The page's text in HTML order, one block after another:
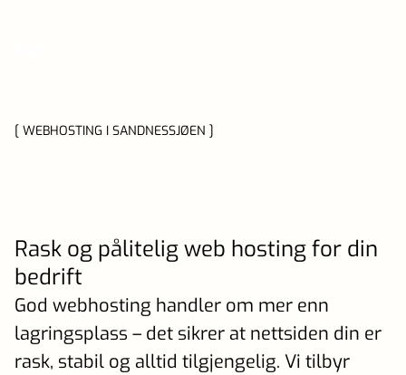
[ WEBHOSTING I SANDNESSJØEN ]
Rask og pålitelig web hosting for din
bedrift
God webhosting handler om mer enn
lagringsplass – det sikrer at nettsiden din er
rask, stabil og alltid tilgjengelig. Vi tilbyr